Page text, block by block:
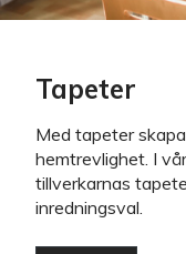
Tapeter
Med tapeter
hemtrevlighet. I
tillverkarnas
inredningsval.